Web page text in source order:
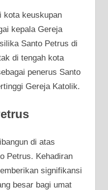
kota keuskupan
kepala Gereja
Santo Petrus di
di tengah kota
penerus Santo
Gereja Katolik.
di atas
Petrus. Kehadiran
signifikansi
besar bagi umat